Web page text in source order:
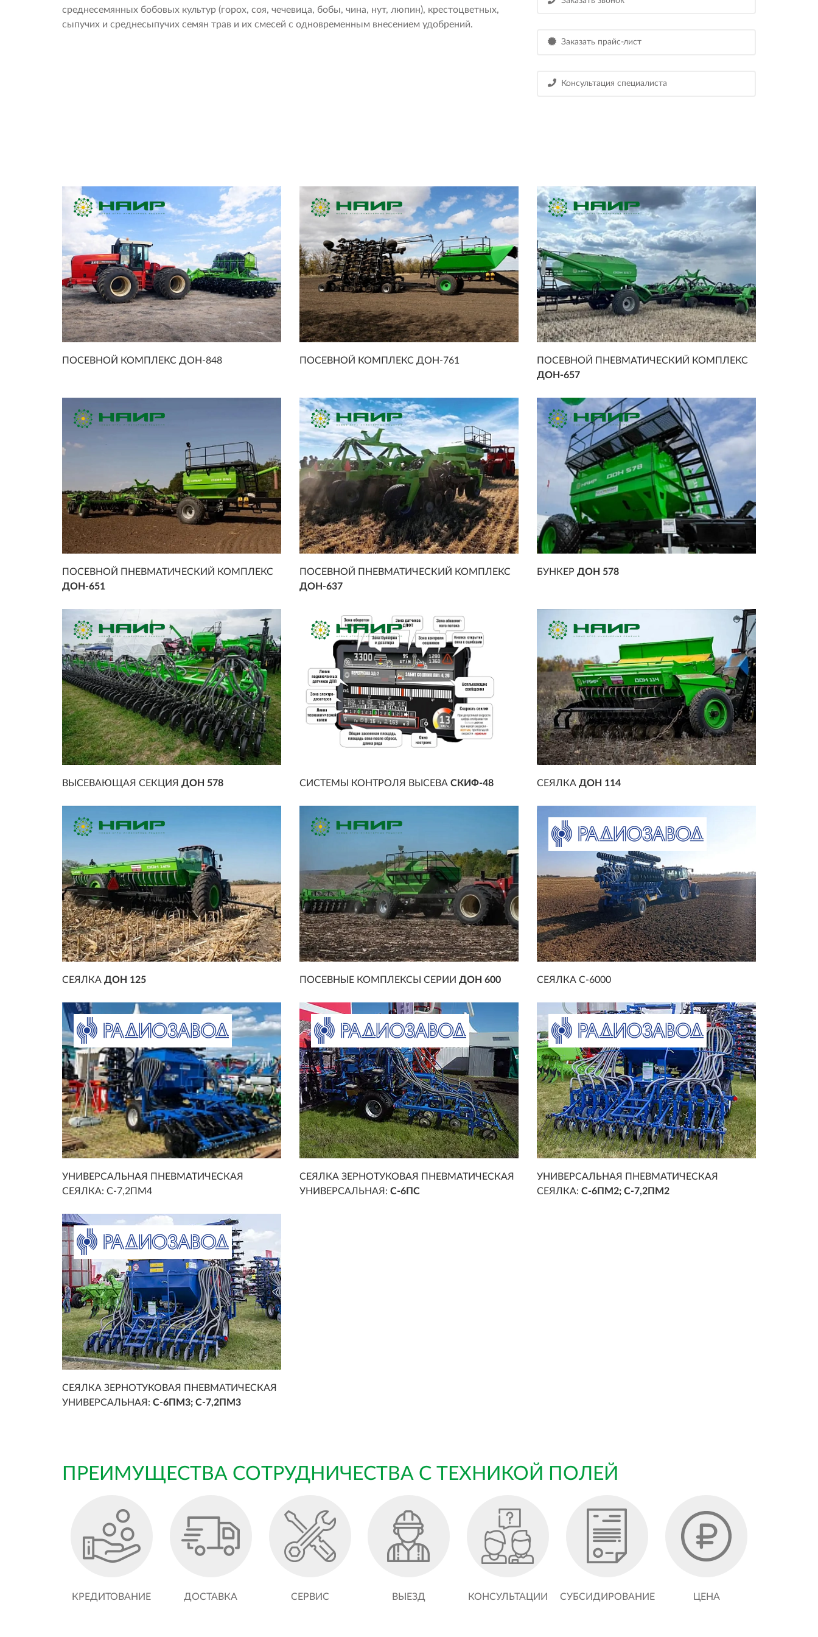
среднесемянных бобовых культур (горох, соя, чечевица, бобы, чина, нут, люпин), крестоцветных,
сыпучих и среднесыпучих семян трав и их смесей с одновременным внесением удобрений.
Заказать прайс-лист
Консультация специалиста
ПОСЕВНОЙ КОМПЛЕКС ДОН-848 ПОСЕВНОЙ КОМПЛЕКС ДОН-761
ПОСЕВНОЙ ПНЕВМАТИЧЕСКИЙ КОМПЛЕКС
ДОН-657
ПОСЕВНОЙ ПНЕВМАТИЧЕСКИЙ КОМПЛЕКС
ДОН-651
ПОСЕВНОЙ ПНЕВМАТИЧЕСКИЙ КОМПЛЕКС
ДОН-637
БУНКЕР ДОН 578
ВЫСЕВАЮЩАЯ СЕКЦИЯ ДОН 578 СИСТЕМЫ КОНТРОЛЯ ВЫСЕВА СКИФ-48 СЕЯЛКА ДОН 114
СЕЯЛКА ДОН 125 ПОСЕВНЫЕ КОМПЛЕКСЫ СЕРИИ ДОН 600 СЕЯЛКА С-6000
УНИВЕРСАЛЬНАЯ ПНЕВМАТИЧЕСКАЯ
СЕЯЛКА: С-7,2ПМ4
СЕЯЛКА ЗЕРНОТУКОВАЯ ПНЕВМАТИЧЕСКАЯ
УНИВЕРСАЛЬНАЯ: С-6ПС
УНИВЕРСАЛЬНАЯ ПНЕВМАТИЧЕСКАЯ
СЕЯЛКА: С-6ПМ2; С-7,2ПМ2
СЕЯЛКА ЗЕРНОТУКОВАЯ ПНЕВМАТИЧЕСКАЯ
УНИВЕРСАЛЬНАЯ: С-6ПМ3; С-7,2ПМ3
ПРЕИМУЩЕСТВА СОТРУДНИЧЕСТВА С ТЕХНИКОЙ ПОЛЕЙ
КРЕДИТОВАНИЕ ДОСТАВКА СЕРВИС ВЫЕЗД КОНСУЛЬТАЦИИ СУБСИДИРОВАНИЕ ЦЕНА